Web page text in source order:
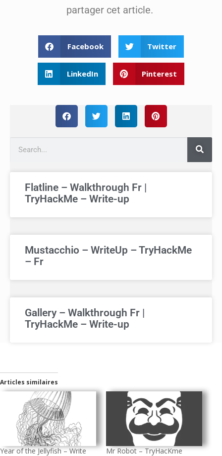
partager cet article.
Facebook Twitter
LinkedIn Pinterest
Flatline – Walkthrough Fr |
TryHackMe – Write-up
Mustacchio – WriteUp – TryHackMe
– Fr
Gallery – Walkthrough Fr |
TryHackMe – Write-up
Articles similaires
Year of the Jellyfish – Write Mr Robot – TryHacKme